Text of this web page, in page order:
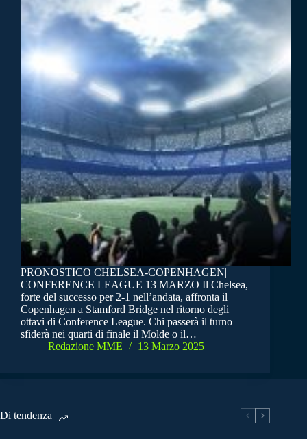
PRONOSTICO CHELSEA-COPENHAGEN|
CONFERENCE LEAGUE 13 MARZO Il Chelsea,
forte del successo per 2-1 nell’andata, affronta il
Copenhagen a Stamford Bridge nel ritorno degli
ottavi di Conference League. Chi passerà il turno
sfiderà nei quarti di finale il Molde o il…
Redazione MME
13 Marzo 2025
Di tendenza